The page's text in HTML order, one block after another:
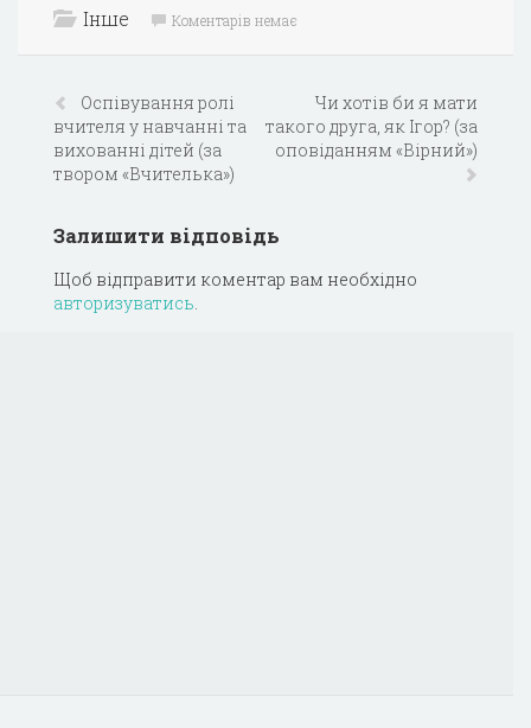
Інше Коментарів немає
Оспівування ролі
вчителя у навчанні та
вихованні дітей (за
твором «Вчителька»)
Чи хотів би я мати
такого друга, як Ігор? (за
оповіданням «Вірний»)
Залишити відповідь
Щоб відправити коментар вам необхідно
авторизуватись.